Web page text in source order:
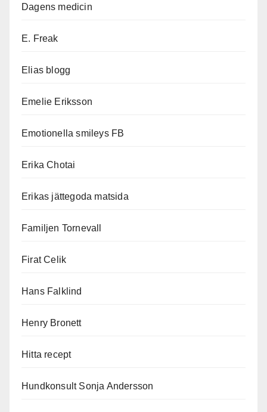
Dagens medicin
E. Freak
Elias blogg
Emelie Eriksson
Emotionella smileys FB
Erika Chotai
Erikas jättegoda matsida
Familjen Tornevall
Firat Celik
Hans Falklind
Henry Bronett
Hitta recept
Hundkonsult Sonja Andersson